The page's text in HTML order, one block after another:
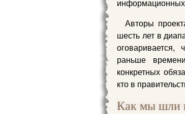
информационных
Авторы
шесть лет в
оговаривается,
раньше
конкретных
кто в
Как мы шли